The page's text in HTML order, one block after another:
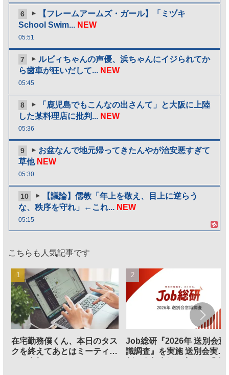
6
【フレームアームズ・ガール】「ミヅキ
School Swim... NEW
05:51
7
ルビィちゃんの声優、浜ちゃんにイジられてか
ら歯車が狂いだして... NEW
05:45
8
「鹿児島でもこんなの出さんて」と大阪に上陸
した某料理店に批判... NEW
05:36
9
お盆なんで地元帰ってきたんやが治安悪すぎて
草他 NEW
05:30
10
【議論】儒教「年上を敬え、目上に逆らう
な、秩序を守れ」←これ... NEW
05:15
こちらも人気記事です
在宅勤務僕くん、本日のタス
クを終えてあとはミーティン
Job総研『2026年 送別会意
識調査』を実施 送別会実施